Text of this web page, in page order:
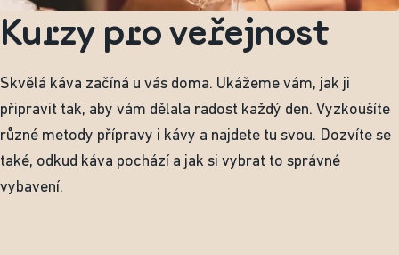
Kurzy pro veřejnost
Skvělá káva začíná u vás doma. Ukážeme vám, jak ji
připravit tak, aby vám dělala radost každý den. Vyzkoušíte
různé metody přípravy i kávy a najdete tu svou. Dozvíte se
také, odkud káva pochází a jak si vybrat to správné
vybavení.